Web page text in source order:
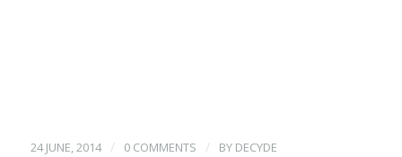
24 JUNE, 2014 / 0 COMMENTS / BY DECYDE